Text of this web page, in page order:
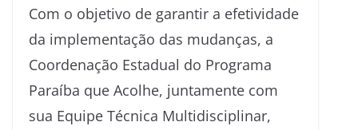
Com o objetivo de garantir a efetividade
da implementação das mudanças, a
Coordenação Estadual do Programa
Paraíba que Acolhe, juntamente com
sua Equipe Técnica Multidisciplinar,